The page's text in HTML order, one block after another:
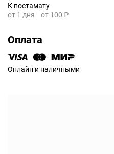
К постамату
от 1 дня
от 100 ₽
Оплата
Онлайн и наличными